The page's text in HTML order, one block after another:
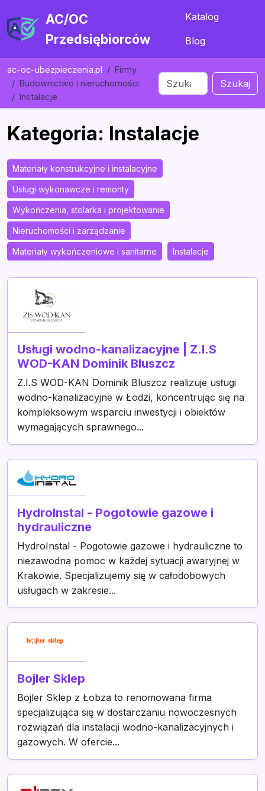
AC/OC
Przedsiębiorców
Katalog
Blog
ac-oc-ubezpieczenia.pl
Firmy
Budownictwo i nieruchomości
Instalacje
Szukaj
Kategoria: Instalacje
Materiały konstrukcyjne i instalacyjne
Usługi wykonawcze i remonty
Wykończenia, stolarka i projektowanie
Nieruchomości i zarządzanie
Materiały wykończeniowe i sanitarne Instalacje
Usługi wodno-kanalizacyjne | Z.I.S
WOD-KAN Dominik Bluszcz
Z.I.S WOD-KAN Dominik Bluszcz realizuje usługi
wodno-kanalizacyjne w Łodzi, koncentrując się na
kompleksowym wsparciu inwestycji i obiektów
wymagających sprawnego...
HydroInstal - Pogotowie gazowe i
hydrauliczne
HydroInstal - Pogotowie gazowe i hydrauliczne to
niezawodna pomoc w każdej sytuacji awaryjnej w
Krakowie. Specjalizujemy się w całodobowych
usługach w zakresie...
Bojler Sklep
Bojler Sklep z Łobza to renomowana firma
specjalizująca się w dostarczaniu nowoczesnych
rozwiązań dla instalacji wodno-kanalizacyjnych i
gazowych. W ofercie...